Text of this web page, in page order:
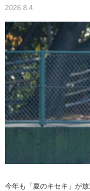
2026.8.4
今年も「夏のキセキ」が放